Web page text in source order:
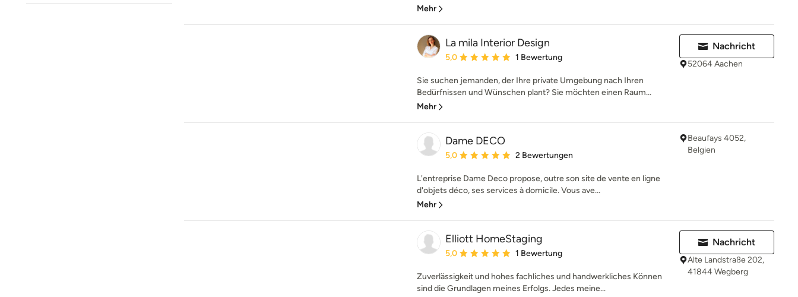
Mehr
La mila Interior Design
Durchschnittliche Bewertung: 5 von 5 Sternen
5,0 1 Bewertung
Sie suchen jemanden, der Ihre private Umgebung nach Ihren
Bedürfnissen und Wünschen plant? Sie möchten einen Raum...
Mehr
Nachricht
52064 Aachen
Dame DECO
Durchschnittliche Bewertung: 5 von 5 Sternen
5,0 2 Bewertungen
L'entreprise Dame Deco propose, outre son site de vente en ligne
d'objets déco, ses services à domicile. Vous ave...
Mehr
Beaufays 4052,
Belgien
Elliott HomeStaging
Durchschnittliche Bewertung: 5 von 5 Sternen
5,0 1 Bewertung
Zuverlässigkeit und hohes fachliches und handwerkliches Können
sind die Grundlagen meines Erfolgs. Jedes meine...
Nachricht
Alte Landstraße 202,
41844 Wegberg